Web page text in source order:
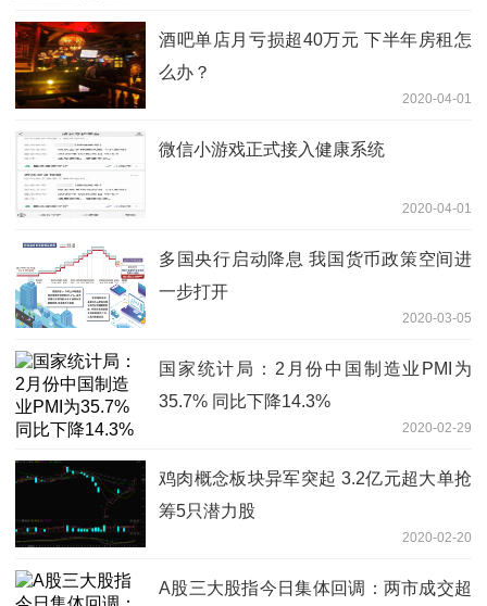
酒吧单店月亏损超40万元 下半年房租怎
么办？
2020-04-01
微信小游戏正式接入健康系统
2020-04-01
多国央行启动降息 我国货币政策空间进
一步打开
2020-03-05
国家统计局：2月份中国制造业PMI为
35.7% 同比下降14.3%
2020-02-29
鸡肉概念板块异军突起 3.2亿元超大单抢
筹5只潜力股
2020-02-20
A股三大股指今日集体回调：两市成交超